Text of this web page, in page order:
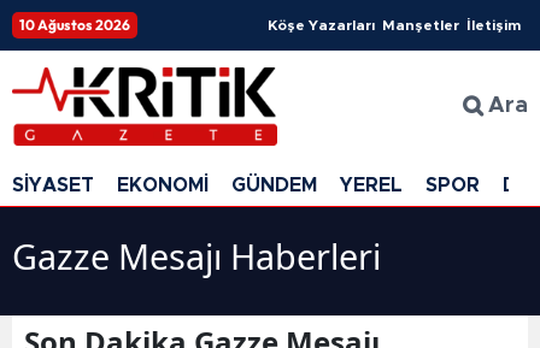
10 Ağustos 2026 Köşe Yazarları Manşetler İletişim
Ara
SİYASET EKONOMİ GÜNDEM YEREL SPOR
Gazze Mesajı Haberleri